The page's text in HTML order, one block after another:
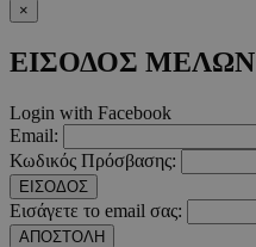
×
ΕΙΣΟΔΟΣ ΜΕΛΩΝ
Login with Facebook
Email:
Κωδικός Πρόσβασης:
ΕΙΣΟΔΟΣ
Εισάγετε το email σας:
ΑΠΟΣΤΟΛΗ